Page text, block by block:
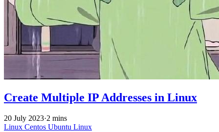
Create Multiple IP Addresses in Linux
20 July 2023·2 mins
Linux Centos Ubuntu Linux